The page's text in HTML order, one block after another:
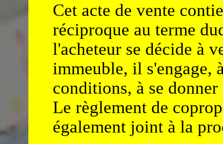
Cet acte de vente
réciproque au terme
l'acheteur se décide à
immeuble, il s'engage,
conditions, à se
Le règlement de
également joint à la